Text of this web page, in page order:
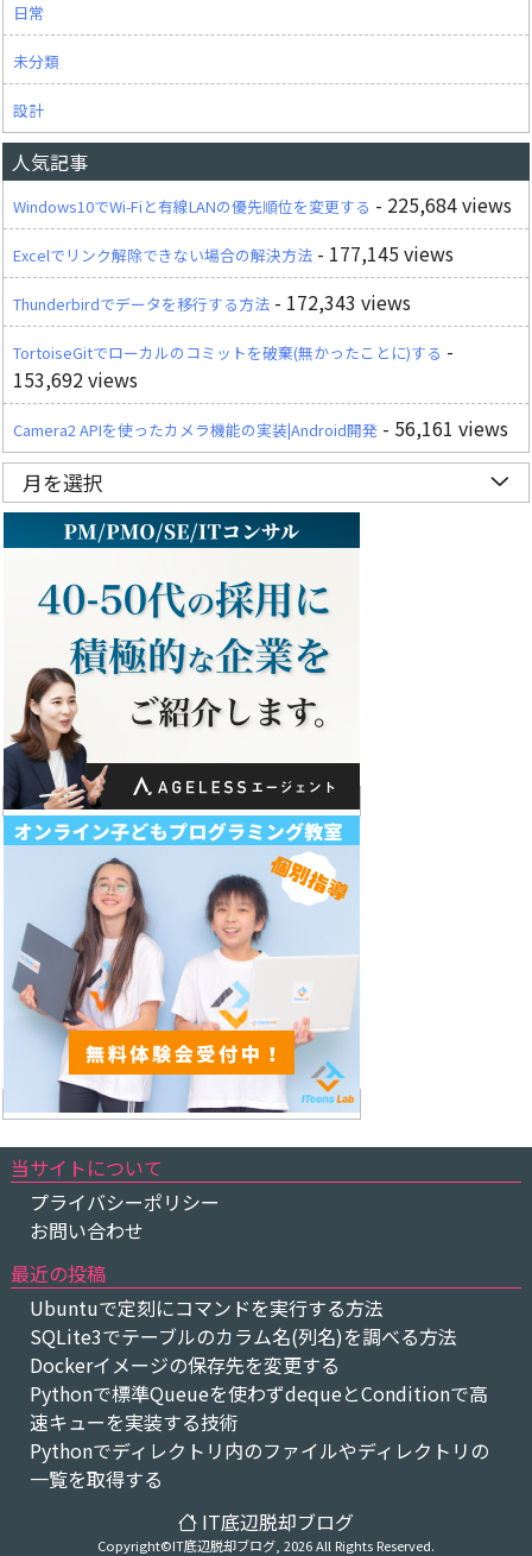
日常
未分類
設計
人気記事
Windows10でWi-Fiと有線LANの優先順位を変更する - 225,684 views
Excelでリンク解除できない場合の解決方法 - 177,145 views
Thunderbirdでデータを移行する方法 - 172,343 views
TortoiseGitでローカルのコミットを破棄(無かったことに)する -
153,692 views
Camera2 APIを使ったカメラ機能の実装|Android開発 - 56,161 views
月を選択
当サイトについて
プライバシーポリシー
お問い合わせ
最近の投稿
Ubuntuで定刻にコマンドを実行する方法
SQLite3でテーブルのカラム名(列名)を調べる方法
Dockerイメージの保存先を変更する
Pythonで標準Queueを使わずdequeとConditionで高
速キューを実装する技術
Pythonでディレクトリ内のファイルやディレクトリの
一覧を取得する
IT底辺脱却ブログ
Copyright©IT底辺脱却ブログ, 2026 All Rights Reserved.